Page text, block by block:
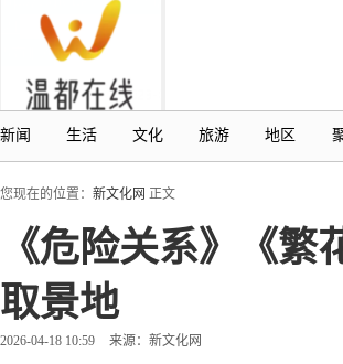
新闻 生活 文化 旅游 地区
您现在的位置： 新文化网 正文
《危险关系》《
取景地
2026-04-18 10:59 来源：新文化网